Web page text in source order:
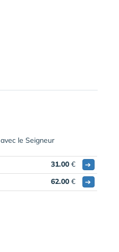
le Seigneur
31.00 €
➔
62.00 € ➔